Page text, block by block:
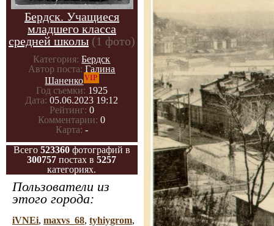
Бердск. Учащиеся
младшего класса
средней школы (1 фото)
Категория: Бердск
Автор поста: Галина
ШаненкоVIP
Год съемки: 1925
Дата: 05.06.2023 19:12
Рейтинг: 0
Комментарии: 0
Карта: -
Всего 523360 фотографий в
300757 постах в5257
категориях.
Пользователи из
этого города:
iVNEi, maxvs_68, tyhiygrom,